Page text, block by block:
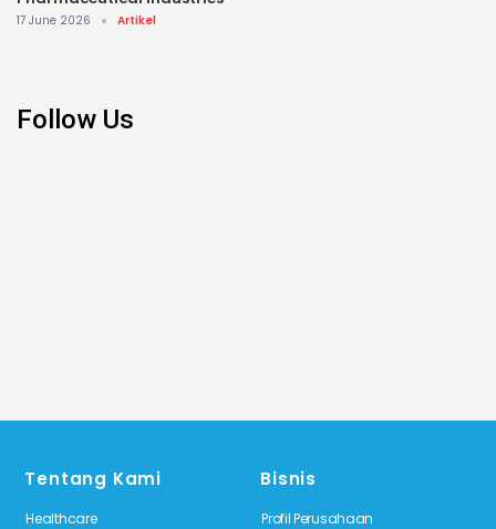
17 June 2026 Artikel
Follow Us
Tentang Kami
Healthcare
Bisnis
Profil Perusahaan